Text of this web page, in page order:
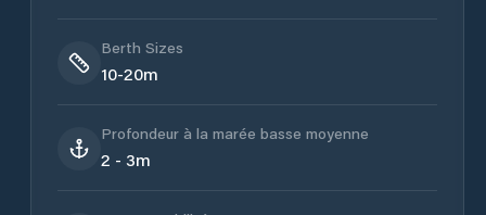
Berth Sizes
10-20m
Profondeur à la marée basse moyenne
2 - 3m